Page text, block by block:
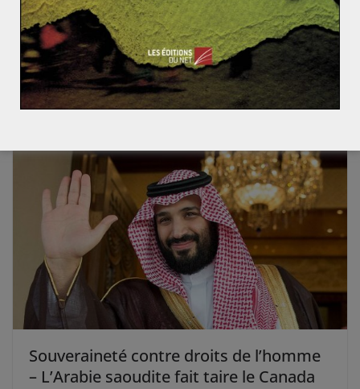
La ruée vers l’or blanc: géopolitique du triangle du lit
hium en Amérique latine
France-Turquie : histoire d’une relation complexe
Souveraineté contre droits de l’homme
– L’Arabie saoudite fait taire le Canada